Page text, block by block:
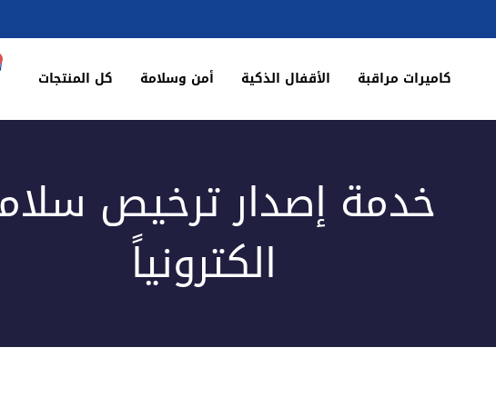
كاميرات مراقبة الأقفال الذكية أمن وسلامة كل المنتجات
خدمة إصدار ترخيص
الكترونياً